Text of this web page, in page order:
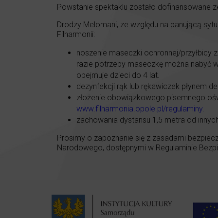
Powstanie spektaklu zostało dofinansowane
Drodzy Melomani, ze względu na panującą
Filharmonii:
noszenie maseczki ochronnej/przyłbicy
razie potrzeby maseczkę można nabyć
obejmuje dzieci do 4 lat.
dezynfekcji rąk lub rękawiczek płynem
złożenie obowiązkowego pisemnego
www.filharmonia.opole.pl/regulaminy
zachowania dystansu 1,5 metra od
Prosimy o zapoznanie się z zasadami
Narodowego, dostępnymi w Regulaminie